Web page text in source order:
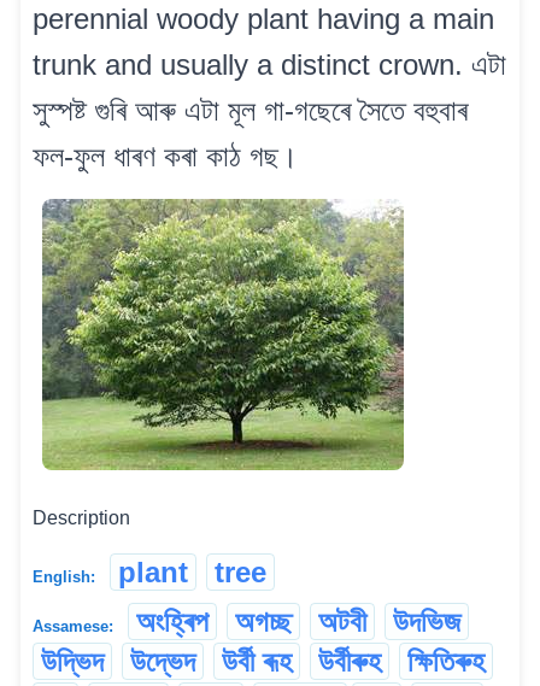
perennial woody plant having a main
trunk and usually a distinct crown. এটা
সুস্পষ্ট গুৰি আৰু এটা মূল গা-গছেৰে সৈতে বহুবাৰ
ফল-ফুল ধাৰণ কৰা কাঠ গছ।
Description
English: plant tree
Assamese: অংহ্ৰিপ অগচ্ছ অটবী
উদভিজ
উদ্ভিদ
উদ্ভেদ উৰ্বী ৰূহ উৰ্বীৰুহ
ক্ষিতিৰুহ